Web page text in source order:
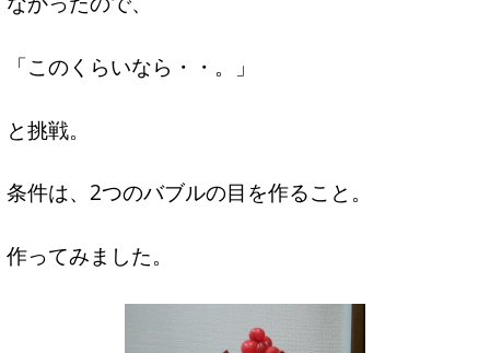
「このくらいなら・・。」
と挑戦。
条件は、2つのバブルの目を作ること。
作ってみました。